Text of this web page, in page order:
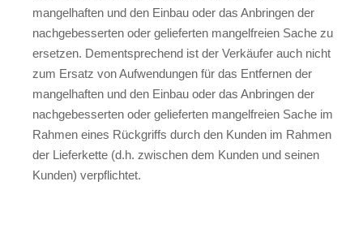
mangelhaften und den Einbau oder das Anbringen der
nachgebesserten oder gelieferten mangelfreien Sache zu
ersetzen. Dementsprechend ist der Verkäufer auch nicht
zum Ersatz von Aufwendungen für das Entfernen der
mangelhaften und den Einbau oder das Anbringen der
nachgebesserten oder gelieferten mangelfreien Sache im
Rahmen eines Rückgriffs durch den Kunden im Rahmen
der Lieferkette (d.h. zwischen dem Kunden und seinen
Kunden) verpflichtet.